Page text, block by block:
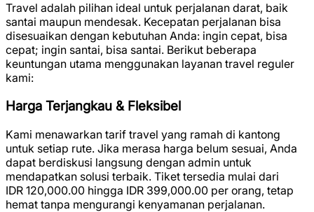
Travel adalah pilihan ideal untuk perjalanan darat, baik
santai maupun mendesak. Kecepatan perjalanan bisa
disesuaikan dengan kebutuhan Anda: ingin cepat, bisa
cepat; ingin santai, bisa santai. Berikut beberapa
keuntungan utama menggunakan layanan travel reguler
kami:
Harga Terjangkau & Fleksibel
Kami menawarkan tarif travel yang ramah di kantong
untuk setiap rute. Jika merasa harga belum sesuai, Anda
dapat berdiskusi langsung dengan admin untuk
mendapatkan solusi terbaik. Tiket tersedia mulai dari
IDR 120,000.00 hingga IDR 399,000.00 per orang, tetap
hemat tanpa mengurangi kenyamanan perjalanan.